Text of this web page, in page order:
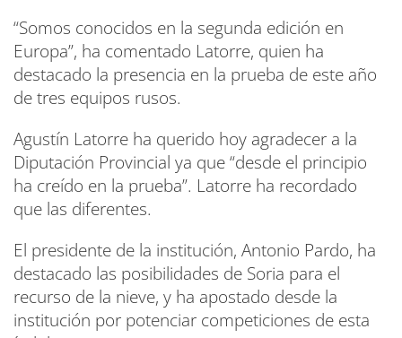
“Somos conocidos en la segunda edición en
Europa”, ha comentado Latorre, quien ha
destacado la presencia en la prueba de este año
de tres equipos rusos.
Agustín Latorre ha querido hoy agradecer a la
Diputación Provincial ya que “desde el principio
ha creído en la prueba”. Latorre ha recordado
que las diferentes.
El presidente de la institución, Antonio Pardo, ha
destacado las posibilidades de Soria para el
recurso de la nieve, y ha apostado desde la
institución por potenciar competiciones de esta